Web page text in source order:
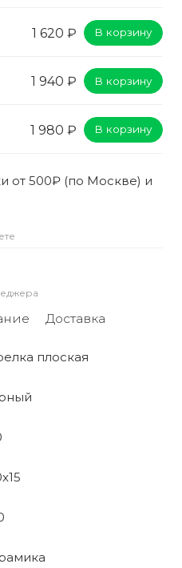
1 620 ₽ В корзину
1 940 ₽ В корзину
1 980 ₽ В корзину
от 500₽ (по Москве) и
Доставка
плоская